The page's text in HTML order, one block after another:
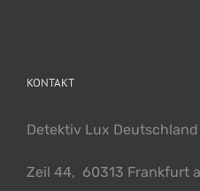
KONTAKT
Detektiv Lux Deutschland
Zeil 44, 60313 Frankfurt